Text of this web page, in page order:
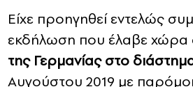
Eίχε προηγηθεί εντελώς
εκδήλωση που έλαβε χώρα
της Γερμανίας στo
Αυγούστου 2019 με